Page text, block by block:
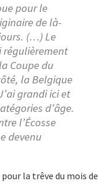
pour le
de là-
(…) Le
régulièrement
Coupe du
la Belgique
grandi ici et
d’âge.
l’Écosse
devenu
la trêve du mois de